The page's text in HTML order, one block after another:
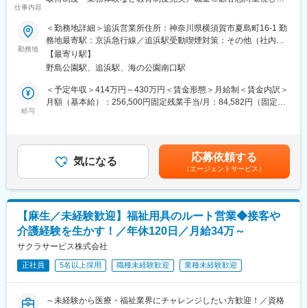
・商品や書類の手配は、社内の事務スタッフが担当し営業に専念
■一日の仕事の流れ：
納品から1週間後にお客様にお電話し、用具の使い心地や他に必要
なものを確認。その後は半年に1回の頻度でお客様宅を訪問しま
へのケア方法を考える会議の参加やケアマネージャーさんにお客
様の現状を報告したり、新商品を紹介したりすることもありま
・2ヵ月に1回、1日かけて社内全体研修を実施。業績や各現場で
の出来事の共有をはじめ、各自の振り返り、新商品取扱い時の商
品説明会なども行なっています。◎未経験から始められます。
・入社後2ヵ月間は当社の事業を理解する期間です。ビジネスマナ
ーの習得、事業理解、他部署での業務体験などをしていただきま
す。
・福祉用具専門相談員の資格取得に向けた講習（50時間）も受
講。もちろん、費用は会社負担です。その後は、先輩営業が同行
し、独り立ちまで支援します。
仕事内容
■業務内容：
福祉用具・医療機器のレンタルと販売事業を展開している当社に
て、日常生活に不便を感じている高齢の方へ、安全安心な暮らし
ができるような環境作りを提案します！
今回は業績好調で、より多くのお客様にアプローチするため営業
職を募集します。
ことをお伺いします。
・カタログを見ながら、お客様が生活しやすくなる福祉用具の説
・ケアプランを作成されるケアマネージャーへ対しての営業活動
を行います。
ケアマネジャーが担当しているお客様の中で、お困りごとをお持
ちの方はいないかなどの情報を収集し、お客様をご紹介いただけ
るように信頼関係を構築していきます。
■業務の特徴：
・1回もしくは複数回の訪問で商品の使い勝手を確認頂き契約。価
勤務地
＜勤務地詳細＞追浜営業所住所：神奈川県横須賀市夏島町16-1 勤
務地最寄駅：京浜急行線／追浜駅受動喫煙対策：その他（社内指
定喫煙場所有）
【最寄り駅】
野島公園駅、追浜駅、海の公園南口駅
給与
＜予定年収＞414万円～430万円＜賃金形態＞月給制＜賃金内訳＞
月額（基本給）：256,500円固定残業手当/月：84,582円（固定残
当賃金はあくまでも目安の金額であり、選考を通じて上下する可
能性があります。月給(月額)は固定手当を含めた表記です。
気になる 応募依頼する
（エージェントサービス）
【麻生／未経験歓迎】福祉用具のルート営業◆接客や
介護経験を生かす！／年休120日／月給34万～
サクラサービス株式会社
正社員 5名以上採用 職種未経験歓迎 業種未経験歓迎
～未経験から医療・福祉業界にチャレンジしたい方歓迎！／資格